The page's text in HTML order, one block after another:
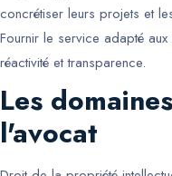
concrétiser leurs projets et
Fournir le service adapté
réactivité et transparence.
Les
l'avocat